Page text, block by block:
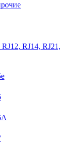
RJ14, RJ21,